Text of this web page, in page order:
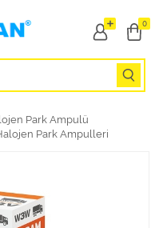
0
Park Ampulü
Park Ampulleri